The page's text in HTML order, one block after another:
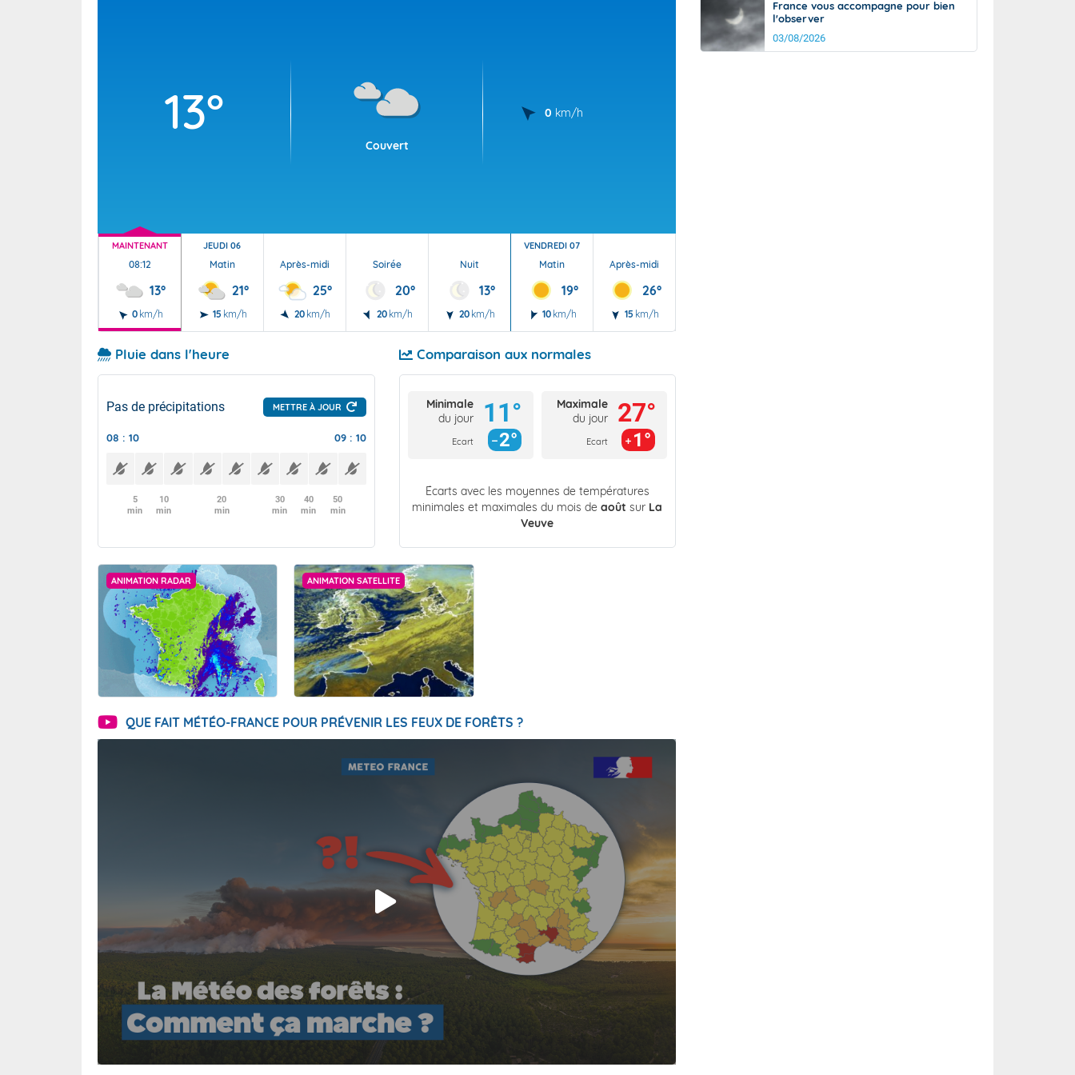
13°
Couvert
0 km/h
MAINTENANT
08:12
13°
0 km/h
JEUDI 06
Matin
21°
15 km/h
Après-midi
25°
20 km/h
Soirée
20°
20 km/h
Nuit
13°
20 km/h
VENDREDI 07
Matin
19°
10 km/h
Après-midi
26°
15 km/h
Pluie dans l'heure
Pas de précipitations METTRE À JOUR
08 : 10 09 : 10
5
min
10
min
20
min
30
min
40
min
50
min
Comparaison aux normales
Minimale
du jour
Ecart
11°
2°
Maximale
du jour
Ecart
27°
1°
Écarts avec les moyennes de températures
minimales et maximales du mois deaoût sur La
Veuve
ANIMATION RADAR ANIMATION SATELLITE
QUE FAIT MÉTÉO-FRANCE POUR PRÉVENIR LES FEUX DE FORÊTS ?
France vous accompagne pour bien
l'observer
03/08/2026